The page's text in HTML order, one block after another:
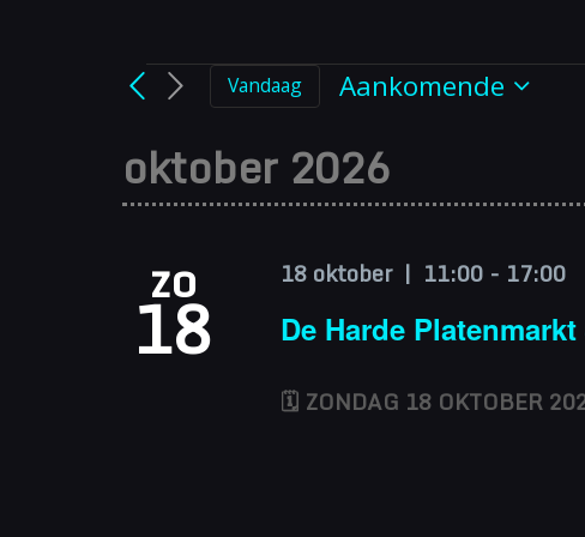
Vandaag
Aankomende
een
datum.
oktober 2026
zo
18 De Harde Platenmarkt
18 oktober | 11:00- 17:00
🗓 ZONDAG 18 OKTOBER